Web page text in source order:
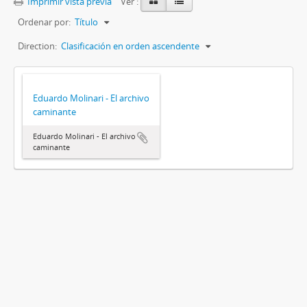
Ordenar por: Título
Direction: Clasificación en orden ascendente
Eduardo Molinari - El archivo
caminante
Eduardo Molinari - El archivo
caminante